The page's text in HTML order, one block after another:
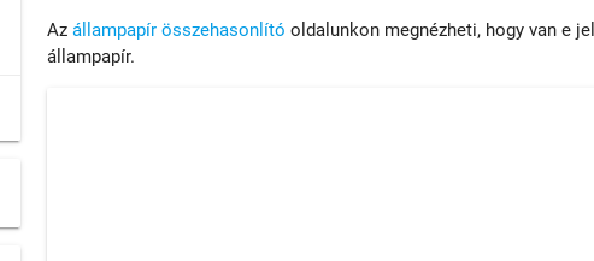
Azállampapír összehasonlító oldalunkon megnézheti, hogy van e
állampapír.